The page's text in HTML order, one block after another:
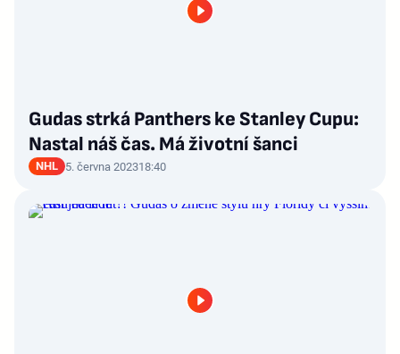
Gudas strká Panthers ke Stanley Cupu:
Nastal náš čas. Má životní šanci
NHL 5. června 202318:40